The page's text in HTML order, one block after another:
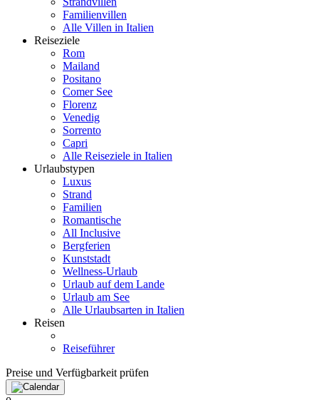
Familienvillen
Alle Villen in Italien
Reiseziele
Rom
Mailand
Positano
Comer See
Florenz
Venedig
Sorrento
Capri
Alle Reiseziele in Italien
Urlaubstypen
Luxus
Strand
Familien
Romantische
All Inclusive
Bergferien
Kunststadt
Wellness-Urlaub
Urlaub auf dem Lande
Urlaub am See
Alle Urlaubsarten in Italien
Reisen
Reiseführer
Preise und Verfügbarkeit prüfen